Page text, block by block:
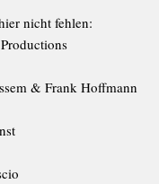
nicht fehlen:
& Frank Hoffmann